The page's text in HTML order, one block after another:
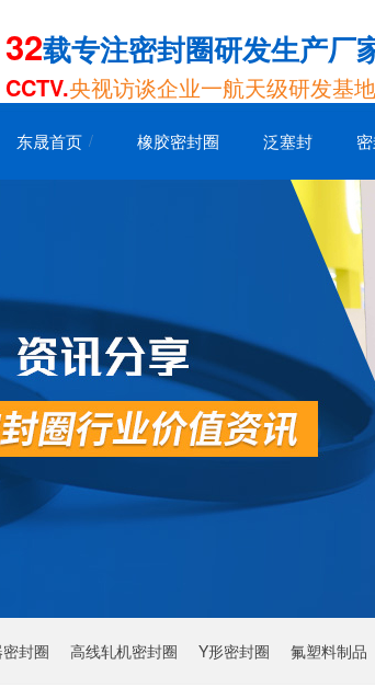
32载专注密封圈研发生产厂
CCTV.央视访谈企业一航天级研发基地
东晟首页 橡胶密封圈 泛塞封
封圈 高线轧机密封圈 Y形密封圈 氟塑料制品